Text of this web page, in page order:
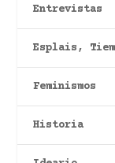
Entrevistas
Esplais,
Feminismos
Historia